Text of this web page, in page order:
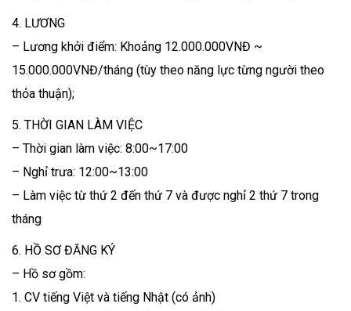
4. LƯƠNG
– Lương khởi điểm: Khoảng 12.000.000VNĐ ~
15.000.000VNĐ/tháng (tùy theo năng lực từng người theo
thỏa thuận);
5. THỜI GIAN LÀM VIỆC
– Thời gian làm việc: 8:00~17:00
– Nghỉ trưa: 12:00~13:00
– Làm việc từ thứ 2 đến thứ 7 và được nghỉ 2 thứ 7 trong
tháng
6. HỒ SƠ ĐĂNG KÝ
– Hồ sơ gồm:
1. CV tiếng Việt và tiếng Nhật (có ảnh)